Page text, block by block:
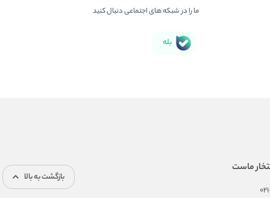
ما را در شبکه های اجتماعی دنبال کنید
بله
ماست
بازگشت به بالا